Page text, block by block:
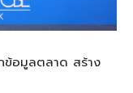
ข้อมูลตลาด สร้าง